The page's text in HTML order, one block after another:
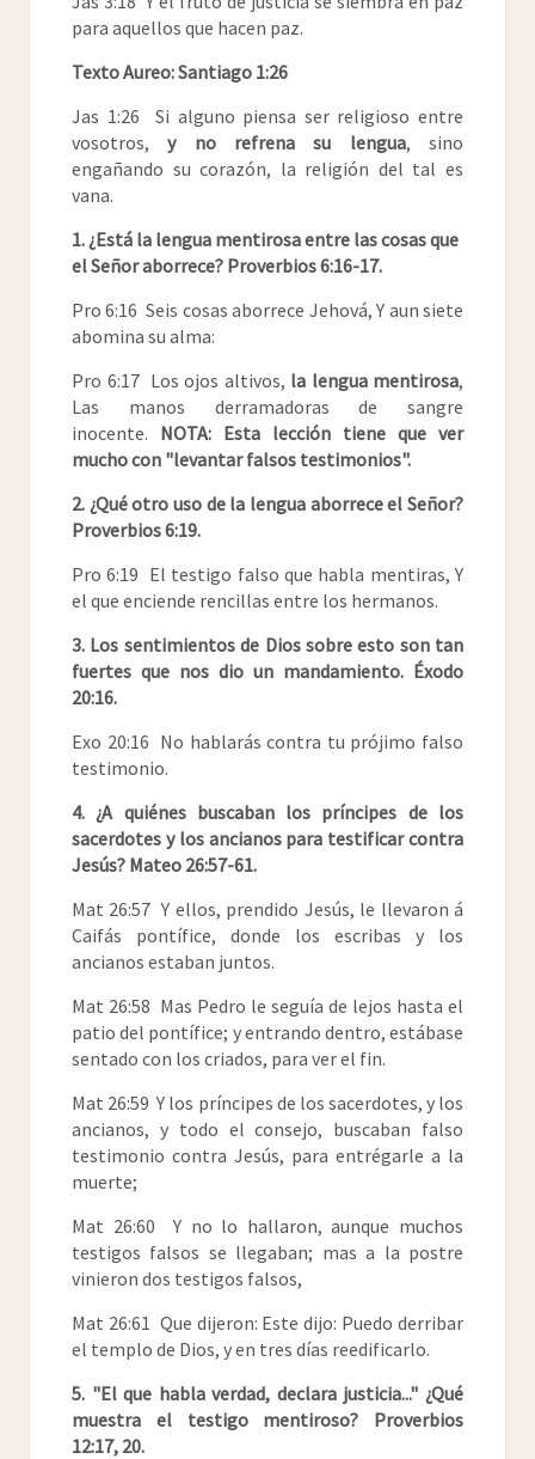
para aquellos que hacen paz.
Texto Aureo: Santiago 1:26
Jas 1:26 Si alguno piensa ser religioso entre
vosotros,y no refrena su lengua, sino
engañando su corazón, la religión del tal es
vana.
1. ¿Está la lengua mentirosa entre las cosas que
el Señor aborrece? Proverbios 6:16-17.
Pro 6:16 Seis cosas aborrece Jehová, Y aun siete
abomina su alma:
Pro 6:17 Los ojos altivos, la lengua mentirosa,
Las manos derramadoras de sangre
inocente. NOTA: Esta lección tiene que ver
mucho con "levantar falsos testimonios".
2. ¿Qué otro uso de la lengua aborrece el Señor?
Proverbios 6:19.
Pro 6:19 El testigo falso que habla mentiras, Y
el que enciende rencillas entre los hermanos.
3. Los sentimientos de Dios sobre esto son tan
fuertes que nos dio un mandamiento. Éxodo
20:16.
Exo 20:16 No hablarás contra tu prójimo falso
testimonio.
4. ¿A quiénes buscaban los príncipes de los
sacerdotes y los ancianos para testificar contra
Jesús? Mateo 26:57-61.
Mat 26:57 Y ellos, prendido Jesús, le llevaron á
Caifás pontífice, donde los escribas y los
ancianos estaban juntos.
Mat 26:58 Mas Pedro le seguía de lejos hasta el
patio del pontífice; y entrando dentro, estábase
sentado con los criados, para ver el fin.
Mat 26:59 Y los príncipes de los sacerdotes, y los
ancianos, y todo el consejo, buscaban falso
testimonio contra Jesús, para entrégarle a la
muerte;
Mat 26:60 Y no lo hallaron, aunque muchos
testigos falsos se llegaban; mas a la postre
vinieron dos testigos falsos,
Mat 26:61 Que dijeron: Este dijo: Puedo derribar
el templo de Dios, y en tres días reedificarlo.
5. "El que habla verdad, declara justicia..." ¿Qué
muestra el testigo mentiroso? Proverbios
12:17, 20.